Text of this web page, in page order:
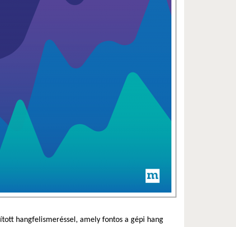
hangfelismeréssel, amely fontos a gépi hang